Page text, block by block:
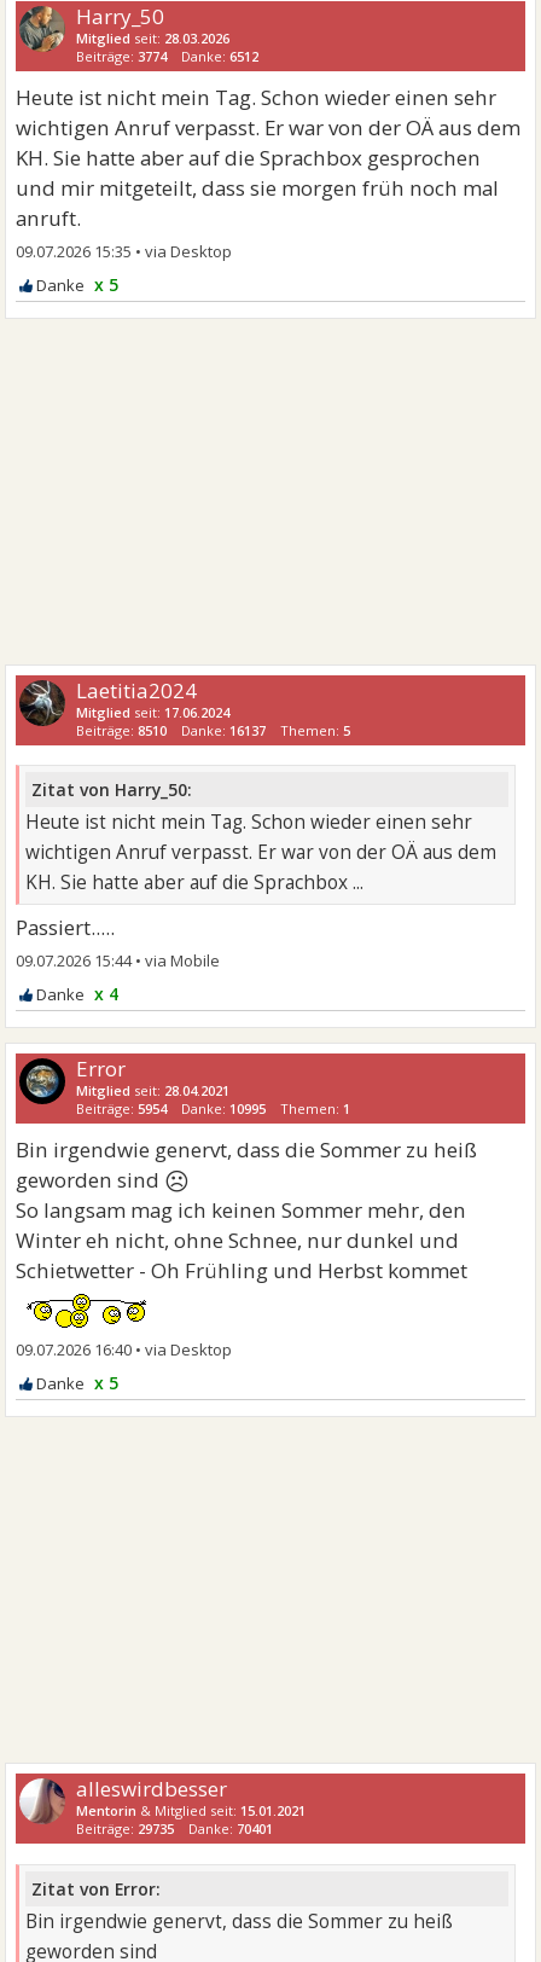
Harry_50
Mitglied seit: 28.03.2026
Beiträge: 3774 Danke:6512
Heute ist nicht mein Tag. Schon wieder einen sehr
wichtigen Anruf verpasst. Er war von der OÄ aus dem
KH. Sie hatte aber auf die Sprachbox gesprochen
und mir mitgeteilt, dass sie morgen früh noch mal
anruft.
09.07.2026 15:35 •
x 5
Laetitia2024
Mitglied seit: 17.06.2024
Beiträge:8510 Danke: 16137 Themen: 5
Zitat von Harry_50:
Heute ist nicht mein Tag. Schon wieder einen sehr
wichtigen Anruf verpasst. Er war von der OÄ aus dem
KH. Sie hatte aber auf die Sprachbox ...
Passiert.....
09.07.2026 15:44•
x 4
Error
Mitglied seit: 28.04.2021
Beiträge:5954 Danke: 10995 Themen: 1
Bin irgendwie genervt, dass die Sommer zu heiß
geworden sind ☹
So langsam mag ich keinen Sommer mehr, den
Winter eh nicht, ohne Schnee, nur dunkel und
Schietwetter - Oh Frühling und Herbst kommet
09.07.2026 16:40 •
x 5
alleswirdbesser
Mentorin & Mitglied seit: 15.01.2021
Beiträge: 29735 Danke: 70401
Zitat von Error:
Bin irgendwie genervt, dass die Sommer zu heiß
geworden sind